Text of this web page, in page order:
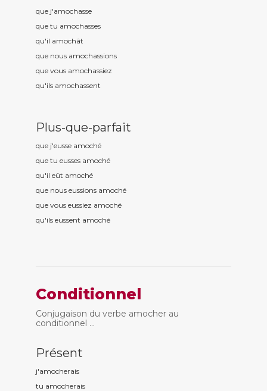
que j'amochasse
que tu amochasses
qu'il amochât
que nous amochassions
que vous amochassiez
qu'ils amochassent
Plus-que-parfait
que j'eusse amoché
que tu eusses amoché
qu'il eût amoché
que nous eussions amoché
que vous eussiez amoché
qu'ils eussent amoché
Conditionnel
Conjugaison du verbe amocher au
conditionnel ...
Présent
j'amocherais
tu amocherais